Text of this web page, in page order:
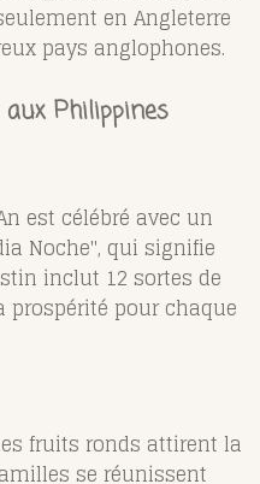
en Angleterre
pays anglophones.
Philippines
est célébré avec un
Noche", qui signifie
inclut 12 sortes de
pour chaque
fruits ronds attirent la
se réunissent